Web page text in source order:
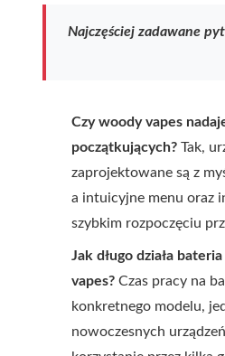
Najczęściej zadawane
Czy woody vapes
początkujących? Tak,
zaprojektowane są z
a intuicyjne menu oraz
szybkim rozpoczęciu
Jak długo działa
vapes? Czas pracy na
konkretnego modelu,
nowoczesnych